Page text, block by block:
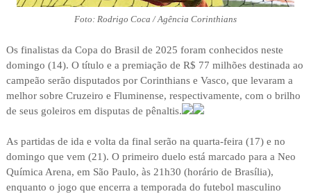
Foto: Rodrigo Coca / Agência Corinthians
Os finalistas da Copa do Brasil de 2025 foram conhecidos neste
domingo (14). O título e a premiação de R$ 77 milhões destinada ao
campeão serão disputados por Corinthians e Vasco, que levaram a
melhor sobre Cruzeiro e Fluminense, respectivamente, com o brilho
de seus goleiros em disputas de pênaltis.
As partidas de ida e volta da final serão na quarta-feira (17) e no
domingo que vem (21). O primeiro duelo está marcado para a Neo
Química Arena, em São Paulo, às 21h30 (horário de Brasília),
enquanto o jogo que encerra a temporada do futebol masculino